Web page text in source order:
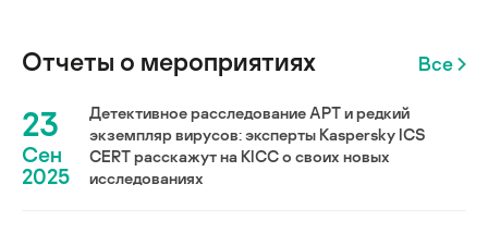
Отчеты о мероприятиях Все
23
Сен
2025
Детективное расследование АРТ и редкий
экземпляр вирусов: эксперты Kaspersky ICS
CERT расскажут на KICC о своих новых
исследованиях